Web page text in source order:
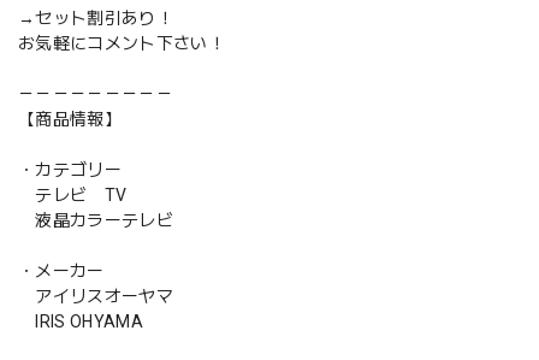
→セット割引あり！
お気軽にコメント下さい！
－－－－－－－－－
【商品情報】
・カテゴリー
テレビ TV
液晶カラーテレビ
・メーカー
アイリスオーヤマ
IRIS OHYAMA